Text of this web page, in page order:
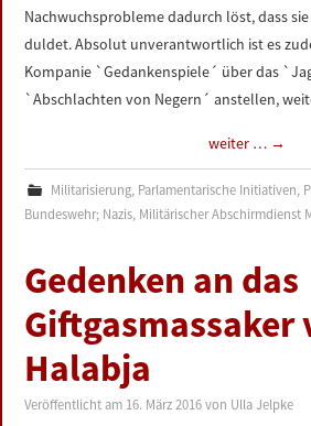
Nachwuchsprobleme dadurch löst, dass
duldet. Absolut unverantwortlich ist es
Kompanie `Gedankenspiele´ über das
`Abschlachten von Negern´ anstellen,
weiter … →
Militarisierung, Parlamentarische Initiativen,
Bundeswehr; Nazis, Militärischer Abschirmdienst
Gedenken an das
Giftgasmassaker
Halabja
Veröffentlicht am 16. März 2016 von Ulla Jelpke